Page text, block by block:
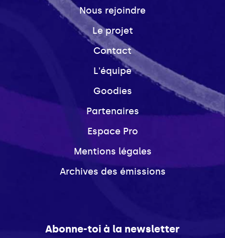
Nous rejoindre
Le projet
Contact
L'équipe
Goodies
Partenaires
Espace Pro
Mentions légales
Archives des émissions
Abonne-toi à la newsletter